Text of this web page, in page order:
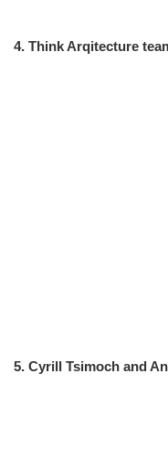
4. Think Arqitecture
5. Cyrill Tsimoch and